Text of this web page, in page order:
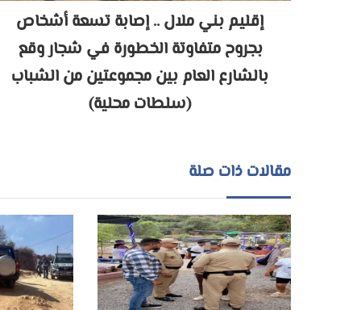
إقليم بني ملال .. إصابة تسعة أشخاص
بجروح متفاوتة الخطورة في شجار وقع
بالشارع العام بين مجموعتين من الشباب
(سلطات محلية)
مقالات ذات صلة